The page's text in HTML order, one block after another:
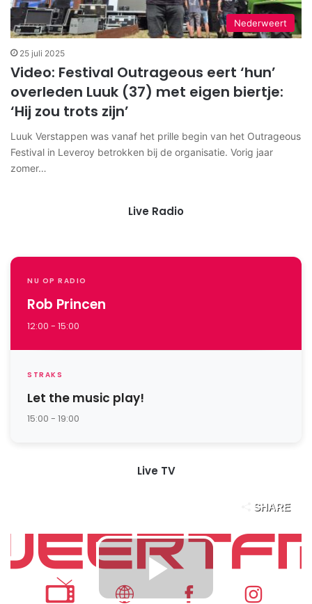
Nederweert
25 juli 2025
Video: Festival Outrageous eert ‘hun’
overleden Luuk (37) met eigen biertje:
‘Hij zou trots zijn’
Luuk Verstappen was vanaf het prille begin van het Outrageous
Festival in Leveroy betrokken bij de organisatie. Vorig jaar
zomer…
Live Radio
NU OP RADIO
Rob Princen
12:00 - 15:00
STRAKS
Let the music play!
15:00 - 19:00
Live TV